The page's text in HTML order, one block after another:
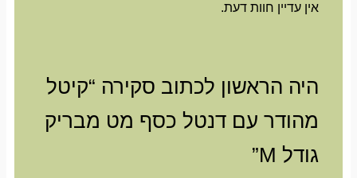
אין עדיין חוות דעת.
היה הראשון לכתוב סקירה “קיטל
מהודר עם דנטל כסף מט מבריק
גודל M”